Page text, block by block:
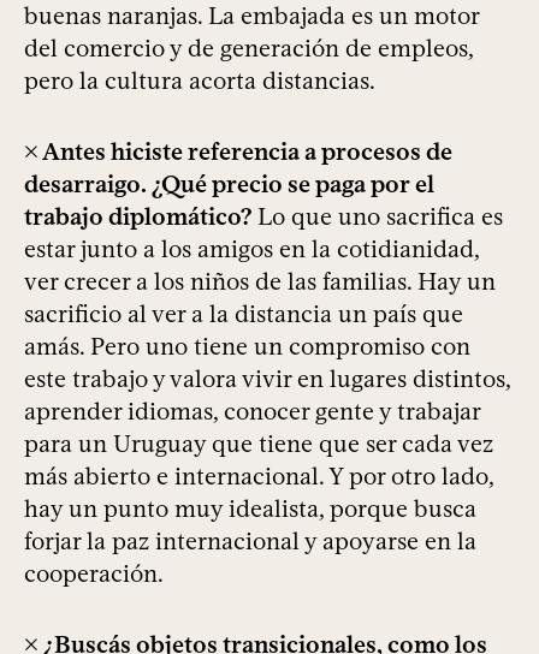
buenas naranjas. La embajada es un motor
del comercio y de generación de empleos,
pero la cultura acorta distancias.
× Antes hiciste referencia a procesos de
desarraigo. ¿Qué precio se paga por el
trabajo diplomático? Lo que uno sacrifica es
estar junto a los amigos en la cotidianidad,
ver crecer a los niños de las familias. Hay un
sacrificio al ver a la distancia un país que
amás. Pero uno tiene un compromiso con
este trabajo y valora vivir en lugares distintos,
aprender idiomas, conocer gente y trabajar
para un Uruguay que tiene que ser cada vez
más abierto e internacional. Y por otro lado,
hay un punto muy idealista, porque busca
forjar la paz internacional y apoyarse en la
cooperación.
× ¿Buscás objetos transicionales, como los